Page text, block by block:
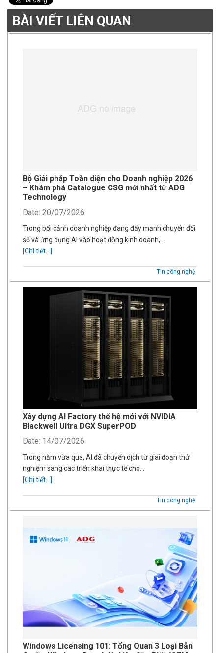
BÀI VIẾT LIÊN QUAN
Bộ Giải pháp Toàn diện cho Doanh nghiệp 2026
– Khám phá Catalogue CSG mới nhất từ ADG
Technology
Date: 20/07/2026
Trong bối cảnh doanh nghiệp đang đẩy mạnh chuyển đổi
số và ứng dụng AI vào hoạt động kinh doanh,…
[Chi tiết...]
Tin công nghệ
Xây dựng AI Factory thế hệ mới với NVIDIA
Blackwell Ultra DGX SuperPOD
Date: 14/07/2026
Trong năm vừa qua, AI đã chuyển dịch từ giai đoạn thử
nghiệm sang các triển khai thực tế cho…
[Chi tiết...]
Tin công nghệ
Windows Licensing 101: Tổng Quan 3 Loại Bản